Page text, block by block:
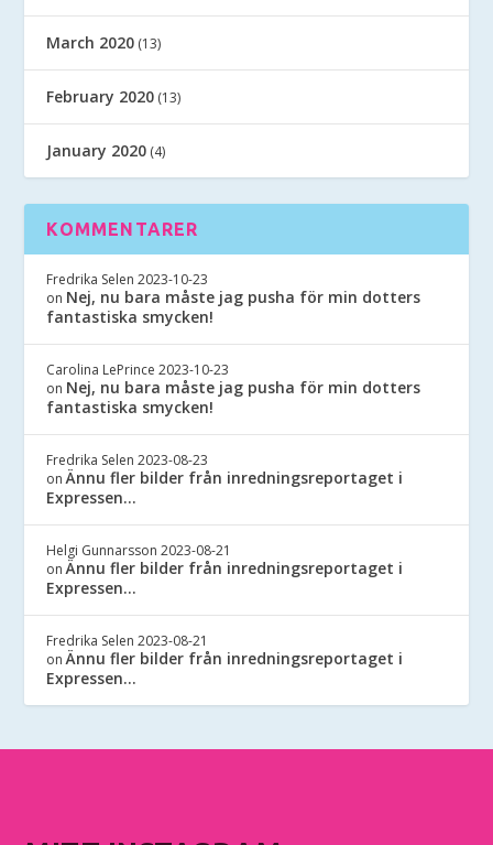
March 2020 (13)
February 2020 (13)
January 2020 (4)
KOMMENTARER
Fredrika Selen 2023-10-23
on Nej, nu bara måste jag pusha för min dotters
fantastiska smycken!
Carolina LePrince 2023-10-23
on Nej, nu bara måste jag pusha för min dotters
fantastiska smycken!
Fredrika Selen 2023-08-23
onÄnnu fler bilder från inredningsreportaget i
Expressen…
Helgi Gunnarsson 2023-08-21
onÄnnu fler bilder från inredningsreportaget i
Expressen…
Fredrika Selen 2023-08-21
onÄnnu fler bilder från inredningsreportaget i
Expressen…